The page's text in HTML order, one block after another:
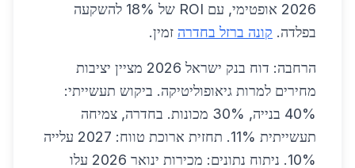
2026 אופטימי, עם ROI של 18% להשקעה
בפלדה. קונה ברזל בחדרה זמין.
הרחבה: דוח בנק ישראל 2026 מציין יציבות
מחירים למרות גיאופוליטיקה. ביקוש תעשייתי:
40% בנייה, 30% מכונות. בחדרה, צמיחה
תעשייתית 11%. תחזית ארוכת טווח: 2027 עלייה
10%. ניתוח נתונים: מכירות ינואר 2026 עלו